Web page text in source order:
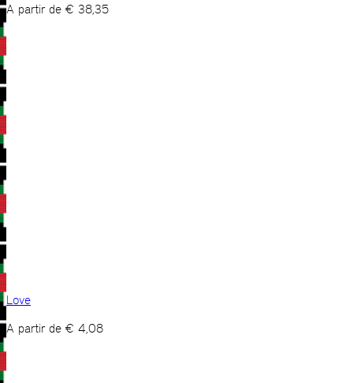
A partir de € 38,35
Love
A partir de € 4,08